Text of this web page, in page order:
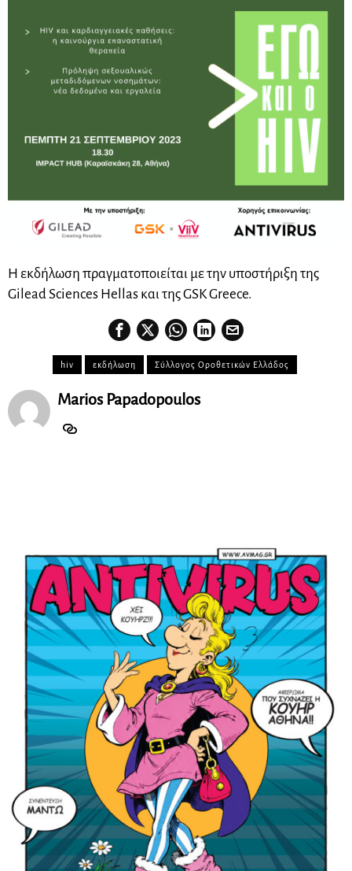
Η εκδήλωση πραγματοποιείται με την υποστήριξη της
Gilead Sciences Hellas και της GSK Greece.
hiv εκδήλωση Σύλλογος Οροθετικών Ελλάδος
Marios Papadopoulos